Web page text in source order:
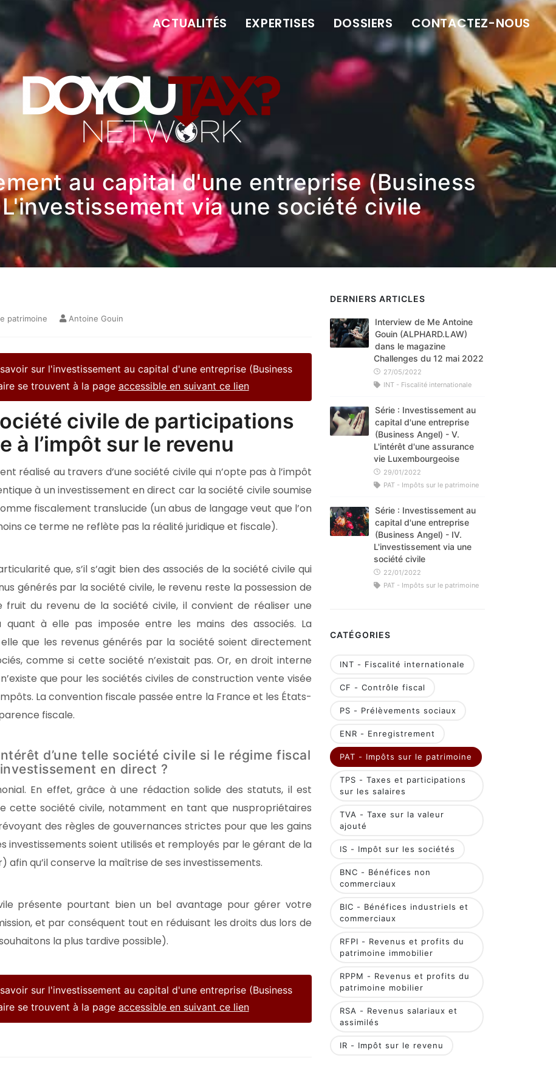
ACTUALITÉS EXPERTISES DOSSIERS CONTACTEZ-NOUS
au capital d'une entreprise (Business
via une société civile
patrimoine Antoine Gouin
sur l'investissement au capital d'une entreprise (Business
se trouvent à la page accessible en suivant ce lien
civile de participations
à l’impôt sur le revenu
réalisé au travers d’une société civile qui n’opte pas à l’impôt
à un investissement en direct car la société civile soumise
fiscalement translucide (un abus de langage veut que l’on
ce terme ne reflète pas la réalité juridique et fiscale).
que, s’il s’agit bien des associés de la société civile qui
générés par la société civile, le revenu reste la possession de
du revenu de la société civile, il convient de réaliser une
quant à elle pas imposée entre les mains des associés. La
que les revenus générés par la société soient directement
comme si cette société n’existait pas. Or, en droit interne
que pour les sociétés civiles de construction vente visée
La convention fiscale passée entre la France et les États-
fiscale.
d’une telle société civile si le régime fiscal
en direct ?
En effet, grâce à une rédaction solide des statuts, il est
cette société civile, notamment en tant que nuspropriétaires
des règles de gouvernances strictes pour que les gains
investissements soient utilisés et remployés par le gérant de la
qu’il conserve la maîtrise de ses investissements.
présente pourtant bien un bel avantage pour gérer votre
et par conséquent tout en réduisant les droits dus lors de
la plus tardive possible).
sur l'investissement au capital d'une entreprise (Business
se trouvent à la page accessible en suivant ce lien
DERNIERS ARTICLES
Interview de Me Antoine
Gouin (ALPHARD.LAW)
dans le magazine
Challenges du 12 mai 2022
27/05/2022
INT - Fiscalité internationale
Série : Investissement au
capital d'une entreprise
(Business Angel) - V.
L'intérêt d'une assurance
vie Luxembourgeoise
29/01/2022
PAT - Impôts sur le patrimoine
Série : Investissement au
capital d'une entreprise
(Business Angel) - IV.
L'investissement via une
société civile
22/01/2022
PAT - Impôts sur le patrimoine
CATÉGORIES
INT - Fiscalité internationale
CF - Contrôle fiscal
PS - Prélèvements sociaux
ENR - Enregistrement
PAT - Impôts sur le patrimoine
TPS - Taxes et participations
sur les salaires
TVA - Taxe sur la valeur
ajouté
IS - Impôt sur les sociétés
BNC - Bénéfices non
commerciaux
BIC - Bénéfices industriels et
commerciaux
RFPI - Revenus et profits du
patrimoine immobilier
RPPM - Revenus et profits du
patrimoine mobilier
RSA - Revenus salariaux et
assimilés
IR - Impôt sur le revenu